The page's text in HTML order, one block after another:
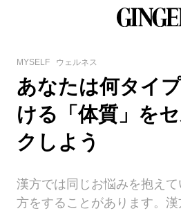
MYSELF ウェルネス
あなたは何タイ
ける「体質」を
クしよう
漢方では同じお悩みを抱え
方をすることがあります。